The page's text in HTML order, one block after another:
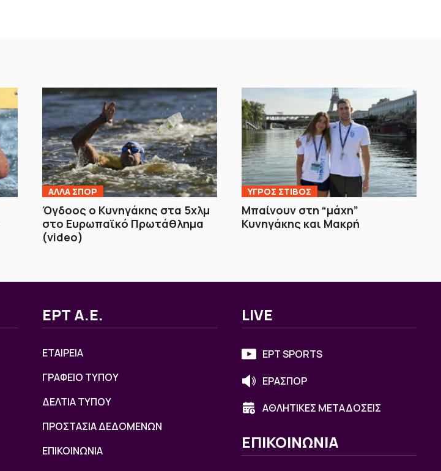
ΑΛΛΑ ΣΠΟΡ
Όγδοος ο Κυνηγάκης στα 5χλμ
στο Ευρωπαϊκό Πρωτάθλημα
(video)
ΥΓΡΟΣ ΣΤΙΒΟΣ
Μπαίνουν στη “μάχη”
Κυνηγάκης και Μακρή
ΕΡΤ Α.Ε.
ΕΤΑΙΡΕΙΑ
ΓΡΑΦΕΙΟ ΤΥΠΟΥ
ΔΕΛΤΙΑ ΤΥΠΟΥ
ΠΡΟΣΤΑΣΙΑ ΔΕΔΟΜΕΝΩΝ
ΕΠΙΚΟΙΝΩΝΙΑ
LIVE
ΕΡΤ SPORTS
ΕΡΑΣΠΟΡ
ΑΘΛΗΤΙΚΕΣ ΜΕΤΑΔΟΣΕΙΣ
ΕΠΙΚΟΙΝΩΝΙΑ